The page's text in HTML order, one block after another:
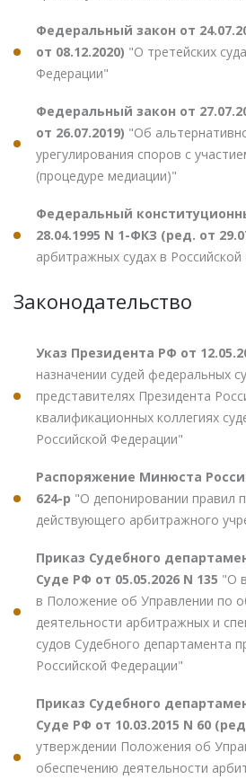
Федеральный закон от
от 08.12.2020) "О третейских
Федерации"
Федеральный закон от
от 26.07.2019) "Об
урегулирования споров с
(процедуре медиации)"
Федеральный
28.04.1995 N 1-ФКЗ (ред. от
арбитражных судах в
Законодательство
Указ Президента РФ от
назначении судей федеральных
представителях Президента
квалификационных коллегиях
Российской Федерации"
Распоряжение Минюста
624-р "О депонировании правил
действующего арбитражного
Приказ Судебного
Суде РФ от 05.05.2026 N 135 "О
в Положение об Управлении по
деятельности арбитражных и
судов Судебного департамента
Российской Федерации"
Приказ Судебного
Суде РФ от 10.03.2015 N 60
утверждении Положения об
обеспечению деятельности